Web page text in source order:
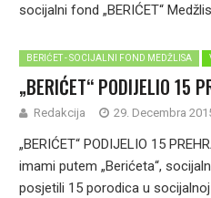
socijalni fond „BERIĆET“
BERIĆET - SOCIJALNI FOND MEDŽLISA
„BERIĆET“ PODIJELIO 15
Redakcija 29. Decembra
„BERIĆET“ PODIJELIO 15
imami putem „Berićeta“,
posjetili 15 porodica u socijalnoj